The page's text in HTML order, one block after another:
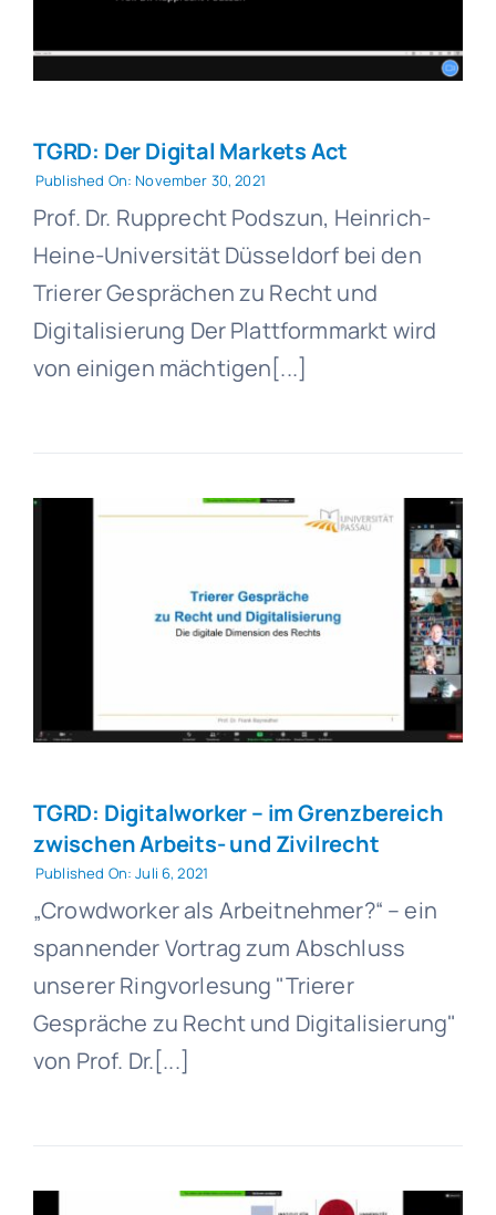
TGRD: Der Digital Markets Act
Published On: November 30, 2021
Prof. Dr. Rupprecht Podszun, Heinrich-
Heine-Universität Düsseldorf bei den
Trierer Gesprächen zu Recht und
Digitalisierung Der Plattformmarkt wird
von einigen mächtigen[...]
TGRD: Digitalworker – im Grenzbereich
zwischen Arbeits- und Zivilrecht
Published On: Juli 6, 2021
„Crowdworker als Arbeitnehmer?“ – ein
spannender Vortrag zum Abschluss
unserer Ringvorlesung "Trierer
Gespräche zu Recht und Digitalisierung"
von Prof. Dr.[...]